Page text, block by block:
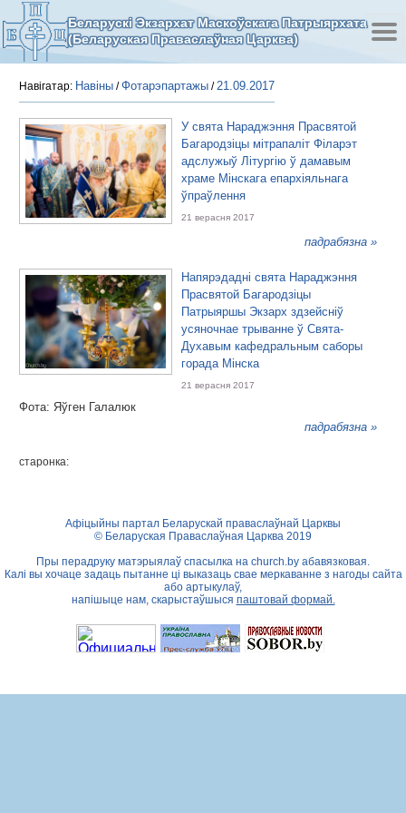
Беларускі Экзархат Маскоўскага Патрыярхата
(Беларуская Праваслаўная Царква)
Навігатар: Навіны /Фотарэпартажы /21.09.2017
У свята Нараджэння Прасвятой
Багародзіцы мітрапаліт Філарэт
адслужыў Літургію ў дамавым
храме Мінскага епархіяльнага
ўпраўлення
21 верасня 2017
падрабязна »
Напярэдадні свята Нараджэння
Прасвятой Багародзіцы
Патрыяршы Экзарх здзейсніў
усяночнае трыванне ў Свята-
Духавым кафедральным саборы
горада Мінска
21 верасня 2017
Фота: Яўген Галалюк
падрабязна »
старонка:
Афіцыйны партал Беларускай праваслаўнай Царквы
© Беларуская Праваслаўная Царква 2019
Пры перадруку матэрыялаў спасылка на church.by абавязковая.
Калі вы хочаце задаць пытанне ці выказаць свае меркаванне з нагоды сайта
або артыкулаў,
напішыце нам, скарыстаўшыся паштовай формай.